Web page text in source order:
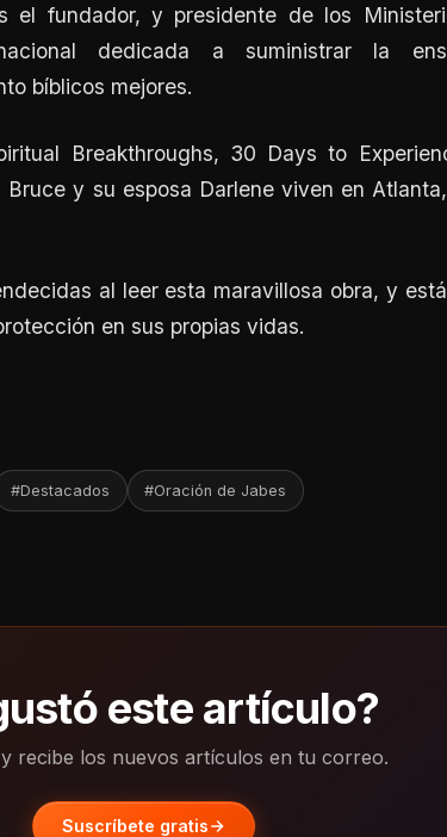
el fundador, y presidente de los
dedicada a suministrar la
bíblicos mejores.
Breakthroughs, 30 Days to
y su esposa Darlene viven en
al leer esta maravillosa obra, y
en sus propias vidas.
#Destacados #Oración de Jabes
este artículo?
recibe los nuevos artículos en tu correo.
Suscríbete gratis